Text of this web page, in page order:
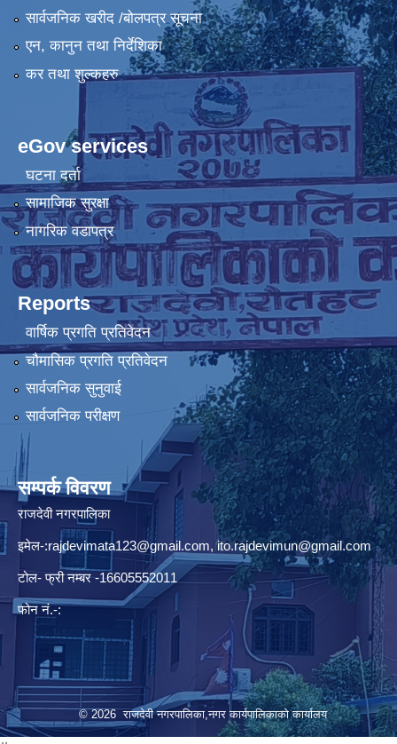
सार्वजनिक खरीद /बोलपत्र सूचना
एन, कानुन तथा निर्देशिका
कर तथा शुल्कहरु
eGov services
घटना दर्ता
सामाजिक सुरक्षा
नागरिक वडापत्र
Reports
वार्षिक प्रगति प्रतिवेदन
चौमासिक प्रगति प्रतिवेदन
सार्वजनिक सुनुवाई
सार्वजनिक परीक्षण
सम्पर्क विवरण
राजदेवी नगरपालिका
इमेल-:rajdevimata123@gmail.com,ito.rajdevimun@gmail.com
टोल- फ्री नम्बर -16605552011
फोन नं.-:
© 2026 राजदेवी नगरपालिका,नगर कार्यपालिकाको कार्यालय